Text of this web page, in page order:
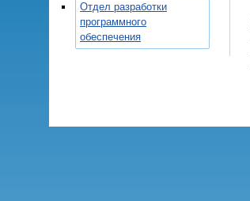
Отдел разработки
программного
обеспечения